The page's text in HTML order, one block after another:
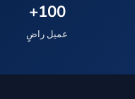
100+
عميل راضٍ